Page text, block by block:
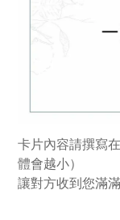
卡片內容請撰寫
體會越小）
讓對方收到您滿